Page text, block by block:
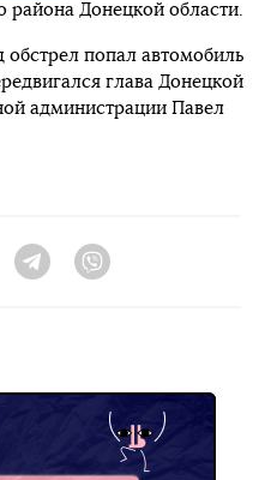
района Донецкой области.
обстрел попал автомобиль
глава Донецкой
администрации Павел
Twitter Telegram